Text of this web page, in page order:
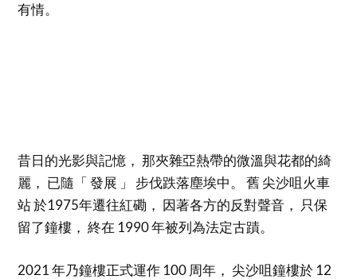
有情。
昔日的光影與記憶， 那夾雜亞熱帶的微溫與花都的綺
麗， 已隨「 發展 」 步伐跌落塵埃中。 舊 尖沙咀火車
站 於1975年遷往紅磡， 因著各方的反對聲音， 只保
留了鐘樓， 終在 1990 年被列為法定古蹟。
2021 年乃鐘樓正式運作 100 周年， 尖沙咀鐘樓於 12